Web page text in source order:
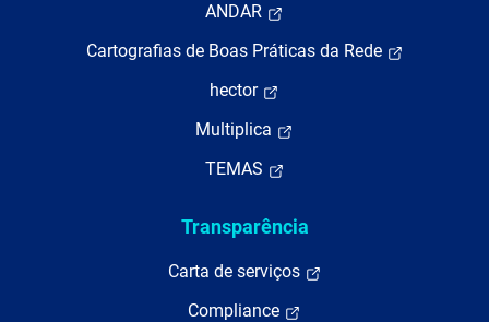
ANDAR
Cartografias de Boas Práticas da Rede
hector
Multiplica
TEMAS
Transparência
Carta de serviços
Compliance